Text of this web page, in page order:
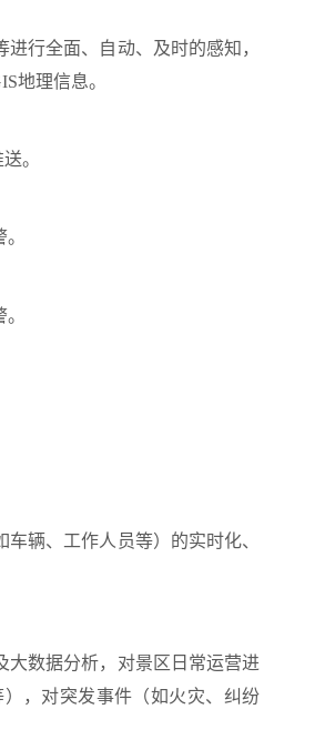
行全面、自动、及时的感知，
地理信息。
。
辆、工作人员等）的实时化、
大数据分析，对景区日常运营进
，对突发事件（如火灾、纠纷